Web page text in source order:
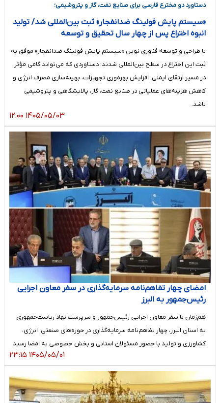
دستاورد دو مخترع فارسی برای صنایع نفت، گاز و پتروشیمی؛
«سیستم پایش فولینگ ضدانفجار» ثبت بین‌المللی شد/ تولید
انبوه اختراع پس از چهار سال تحقیق و توسعه
با طراحی و توسعه فناوری نوین «سیستم پایش فولینگ ضدانفجار» موفق به
ثبت این اختراع در سطح بین‌المللی شدند؛ دستاوردی که می‌تواند گامی مؤثر
در مسیر ارتقای ایمنی، افزایش بهره‌وری تجهیزات، بهینه‌سازی مصرف انرژی و
کاهش هزینه‌های عملیاتی در صنایع نفت، گاز، پالایشگاهی و پتروشیمی
باشد.
۱۴۰۵/۰۵/۰۳ ۱۲:۰۰
امضای چهار تفاهم‌نامه سرمایه‌گذاری در سفر معاون اجرایی
رئیس‌جمهور به البرز
هم‌زمان با سفر معاون اجرایی رئیس‌جمهور و سرپرست نهاد ریاست‌جمهوری
به استان البرز، چهار تفاهم‌نامه سرمایه‌گذاری در حوزه‌های صنعتی، انرژی،
کشاورزی و تولید با حضور مسئولان استانی و بخش خصوصی به امضا رسید.
۱۴۰۵/۰۵/۰۱ ۲۳:۱۵